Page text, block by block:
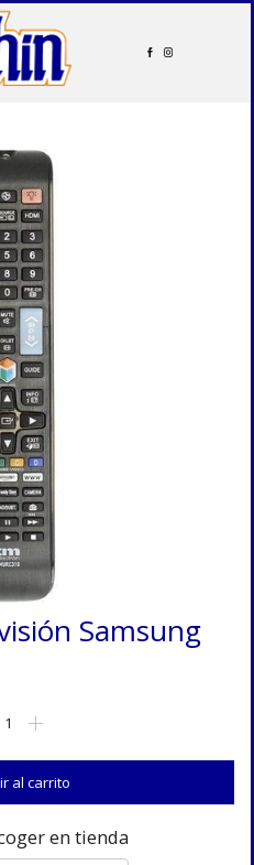
Samsung
al carrito
en tienda